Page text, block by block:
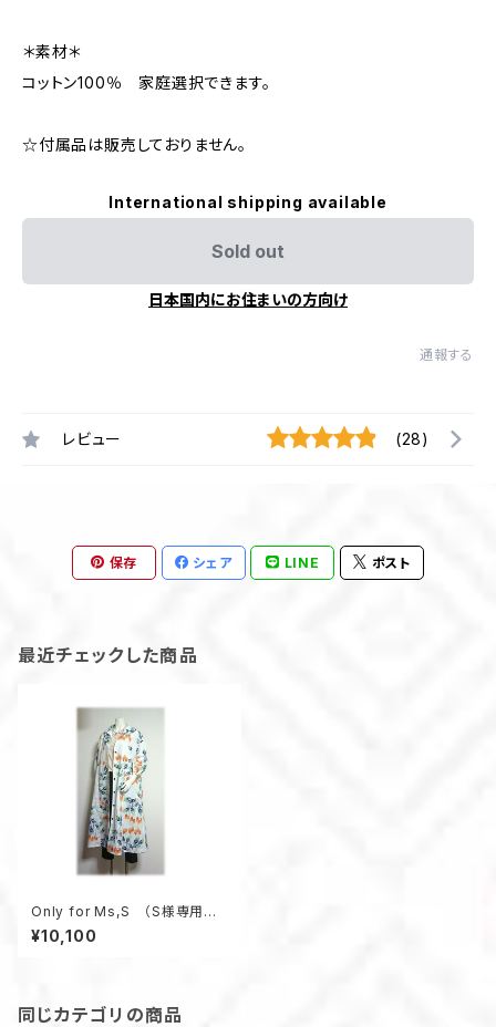
＊素材＊
コットン100％ 家庭選択できます。
☆付属品は販売しておりません。
International shipping available
Sold out
日本国内にお住まいの方向け
通報する
レビュー (28)
保存 シェア LINE ポスト
最近チェックした商品
Only for Ms,S （S様専用ペ
ージの為、他のお客様はお買い
求め頂けません）
¥10,100
同じカテゴリの商品